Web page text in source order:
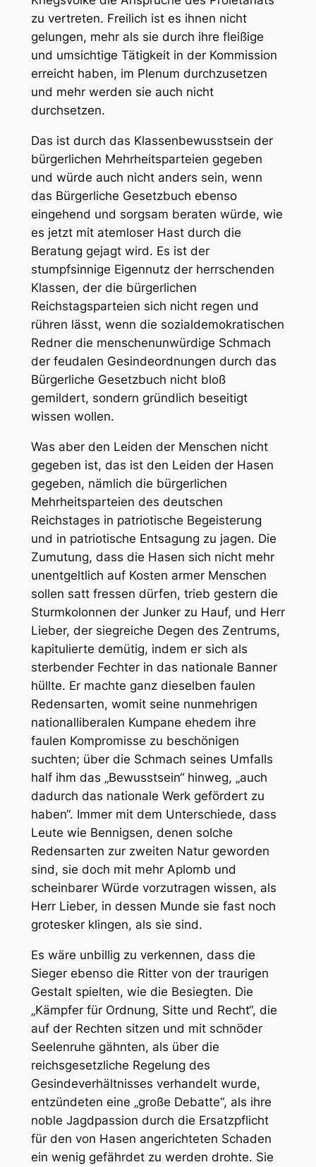
zu vertreten. Freilich ist es ihnen nicht
gelungen, mehr als sie durch ihre fleißige
und umsichtige Tätigkeit in der Kommission
erreicht haben, im Plenum durchzusetzen
und mehr werden sie auch nicht
durchsetzen.
Das ist durch das Klassenbewusstsein der
bürgerlichen Mehrheitsparteien gegeben
und würde auch nicht anders sein, wenn
das Bürgerliche Gesetzbuch ebenso
eingehend und sorgsam beraten würde, wie
es jetzt mit atemloser Hast durch die
Beratung gejagt wird. Es ist der
stumpfsinnige Eigennutz der herrschenden
Klassen, der die bürgerlichen
Reichstagsparteien sich nicht regen und
rühren lässt, wenn die sozialdemokratischen
Redner die menschenunwürdige Schmach
der feudalen Gesindeordnungen durch das
Bürgerliche Gesetzbuch nicht bloß
gemildert, sondern gründlich beseitigt
wissen wollen.
Was aber den Leiden der Menschen nicht
gegeben ist, das ist den Leiden der Hasen
gegeben, nämlich die bürgerlichen
Mehrheitsparteien des deutschen
Reichstages in patriotische Begeisterung
und in patriotische Entsagung zu jagen. Die
Zumutung, dass die Hasen sich nicht mehr
unentgeltlich auf Kosten armer Menschen
sollen satt fressen dürfen, trieb gestern die
Sturmkolonnen der Junker zu Hauf, und Herr
Lieber, der siegreiche Degen des Zentrums,
kapitulierte demütig, indem er sich als
sterbender Fechter in das nationale Banner
hüllte. Er machte ganz dieselben faulen
Redensarten, womit seine nunmehrigen
nationalliberalen Kumpane ehedem ihre
faulen Kompromisse zu beschönigen
suchten; über die Schmach seines Umfalls
half ihm das „Bewusstsein“ hinweg, „auch
dadurch das nationale Werk gefördert zu
haben“. Immer mit dem Unterschiede, dass
Leute wie Bennigsen, denen solche
Redensarten zur zweiten Natur geworden
sind, sie doch mit mehr Aplomb und
scheinbarer Würde vorzutragen wissen, als
Herr Lieber, in dessen Munde sie fast noch
grotesker klingen, als sie sind.
Es wäre unbillig zu verkennen, dass die
Sieger ebenso die Ritter von der traurigen
Gestalt spielten, wie die Besiegten. Die
„Kämpfer für Ordnung, Sitte und Recht“, die
auf der Rechten sitzen und mit schnöder
Seelenruhe gähnten, als über die
reichsgesetzliche Regelung des
Gesindeverhältnisses verhandelt wurde,
entzündeten eine „große Debatte“, als ihre
noble Jagdpassion durch die Ersatzpflicht
für den von Hasen angerichteten Schaden
ein wenig gefährdet zu werden drohte. Sie